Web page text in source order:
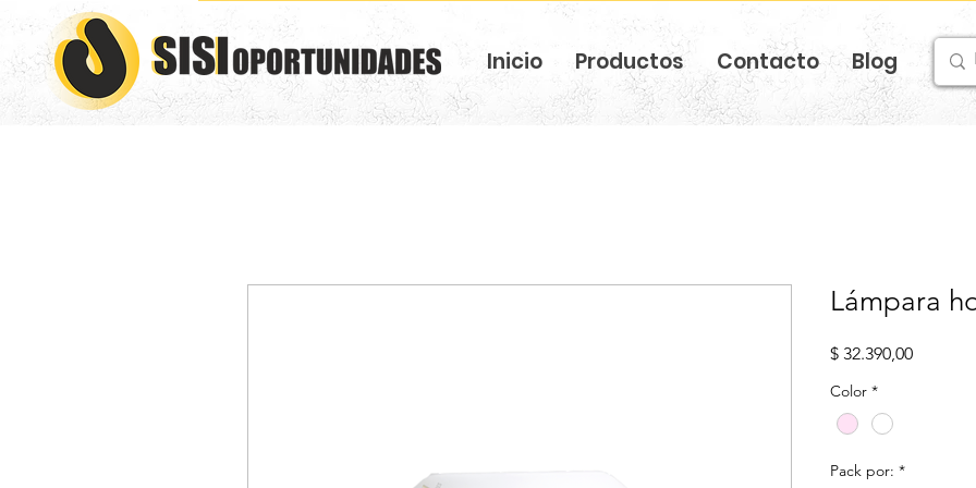
Inicio Productos Contacto Blog
Lámpara
$ 32.390,00Precio
Color *
Pack por: *